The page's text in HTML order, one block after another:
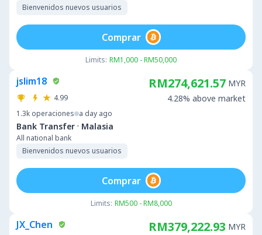
Bienvenidos nuevos usuarios
Limits: RM1,000 - RM50,000
Comprar
jslim18
4.99
1.3k operaciones a day ago
Bank Transfer · Malasia
All national bank
Bienvenidos nuevos usuarios
RM274,621.57 MYR
4.28% above market
Limits: RM500 - RM8,000
Comprar
JX_Chen RM379,222.93 MYR